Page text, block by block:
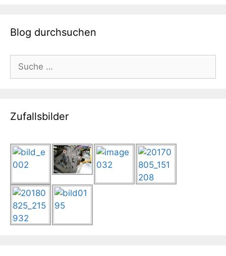
Blog durchsuchen
nach:
Zufallsbilder